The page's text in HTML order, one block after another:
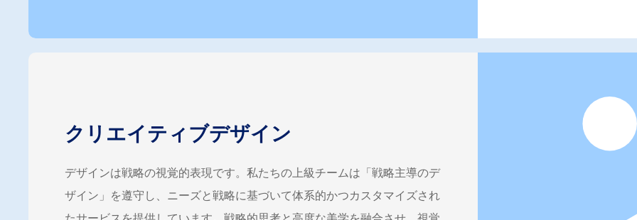
クリエイティブデザイン
デザインは戦略の視覚的表現です。私たちの上級チームは「戦略主導のデ
ザイン」を遵守し、ニーズと戦略に基づいて体系的かつカスタマイズされ